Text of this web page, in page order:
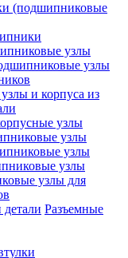
(подшипниковые
узлы
узлы
и корпуса из
узлы
узлы
узлы
узлы
узлы для
Разъемные